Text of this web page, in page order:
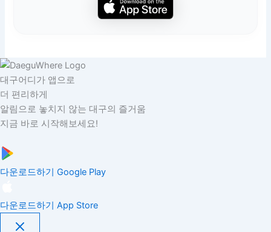
대구어디가 앱으로
더 편리하게
알림으로 놓치지 않는 대구의 즐거움
지금 바로 시작해보세요!
다운로드하기 Google Play
다운로드하기 App Store